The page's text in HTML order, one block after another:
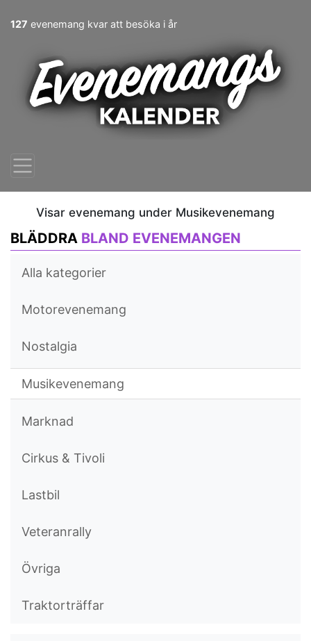
127 evenemang kvar att besöka i år
Visar evenemang under Musikevenemang
BLÄDDRA BLAND EVENEMANGEN
Alla kategorier
Motorevenemang
Nostalgia
Musikevenemang
Marknad
Cirkus & Tivoli
Lastbil
Veteranrally
Övriga
Traktorträffar